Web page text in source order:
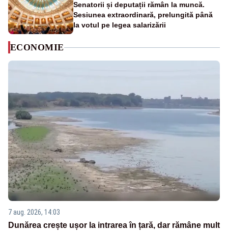
Senatorii și deputații rămân la muncă.
Sesiunea extraordinară, prelungită până
la votul pe legea salarizării
ECONOMIE
7 aug. 2026, 14:03
Dunărea crește ușor la intrarea în țară, dar rămâne mult